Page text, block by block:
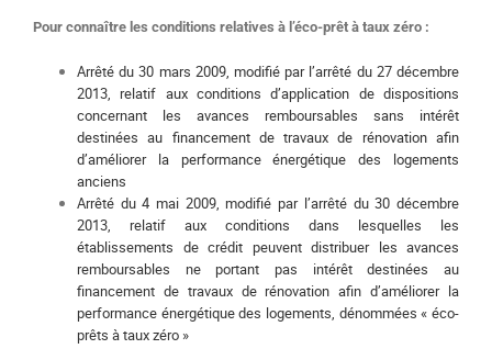
Pour connaître les conditions relatives à l’éco-prêt à taux zéro :
Arrêté du 30 mars 2009, modifié par l’arrêté du 27 décembre
2013, relatif aux conditions d’application de dispositions
concernant les avances remboursables sans intérêt
destinées au financement de travaux de rénovation afin
d’améliorer la performance énergétique des logements
anciens
Arrêté du 4 mai 2009, modifié par l’arrêté du 30 décembre
2013, relatif aux conditions dans lesquelles les
établissements de crédit peuvent distribuer les avances
remboursables ne portant pas intérêt destinées au
financement de travaux de rénovation afin d’améliorer la
performance énergétique des logements, dénommées « éco-
prêts à taux zéro »